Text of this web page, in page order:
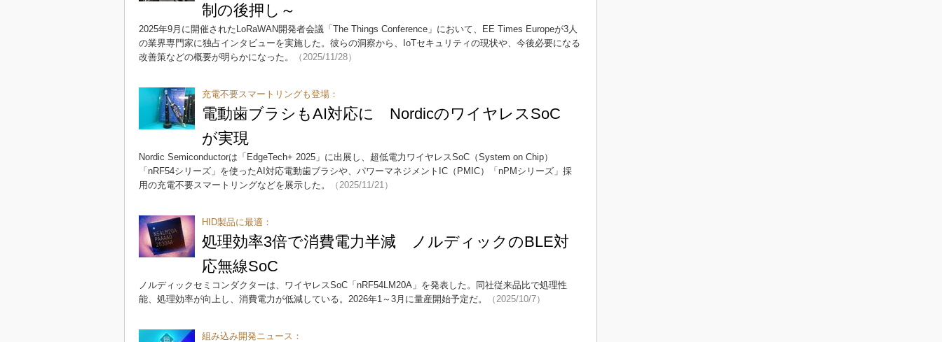
制の後押し～
2025年9月に開催されたLoRaWAN開発者会議「The Things Conference」において、EE Times Europeが3人
の業界専門家に独占インタビューを実施した。彼らの洞察から、IoTセキュリティの現状や、今後必要になる
改善策などの概要が明らかになった。
（2025/11/28）
充電不要スマートリングも登場：
電動歯ブラシもAI対応に NordicのワイヤレスSoC
が実現
Nordic Semiconductorは「EdgeTech+ 2025」に出展し、超低電力ワイヤレスSoC（System on Chip）
「nRF54シリーズ」を使ったAI対応電動歯ブラシや、パワーマネジメントIC（PMIC）「nPMシリーズ」採
用の充電不要スマートリングなどを展示した。
（2025/11/21）
HID製品に最適：
処理効率3倍で消費電力半減 ノルディックのBLE対
応無線SoC
ノルディックセミコンダクターは、ワイヤレスSoC「nRF54LM20A」を発表した。同社従来品比で処理性
能、処理効率が向上し、消費電力が低減している。2026年1～3月に量産開始予定だ。
（2025/10/7）
組み込み開発ニュース：